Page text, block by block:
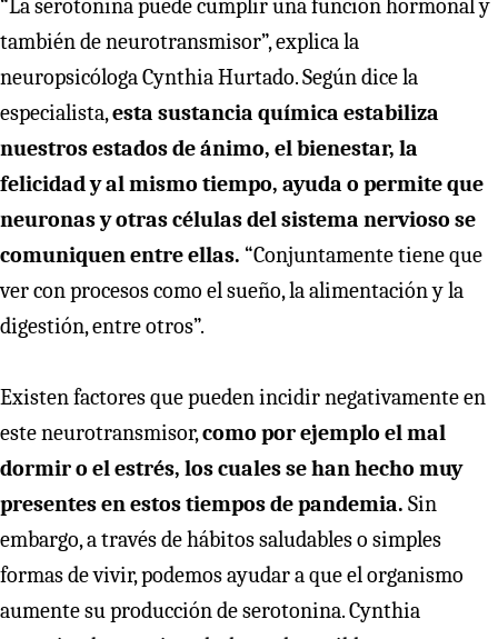
“La serotonina puede cumplir una función hormonal y
también de neurotransmisor”, explica la
neuropsicóloga Cynthia Hurtado. Según dice la
especialista,esta sustancia química estabiliza
nuestros estados de ánimo, el bienestar, la
felicidad y al mismo tiempo, ayuda o permite que
neuronas y otras células del sistema nervioso se
comuniquen entre ellas. “Conjuntamente tiene que
ver con procesos como el sueño, la alimentación y la
digestión, entre otros”.
Existen factores que pueden incidir negativamente en
este neurotransmisor,como por ejemplo el mal
dormir o el estrés, los cuales se han hecho muy
presentes en estos tiempos de pandemia. Sin
embargo, a través de hábitos saludables o simples
formas de vivir, podemos ayudar a que el organismo
aumente su producción de serotonina. Cynthia